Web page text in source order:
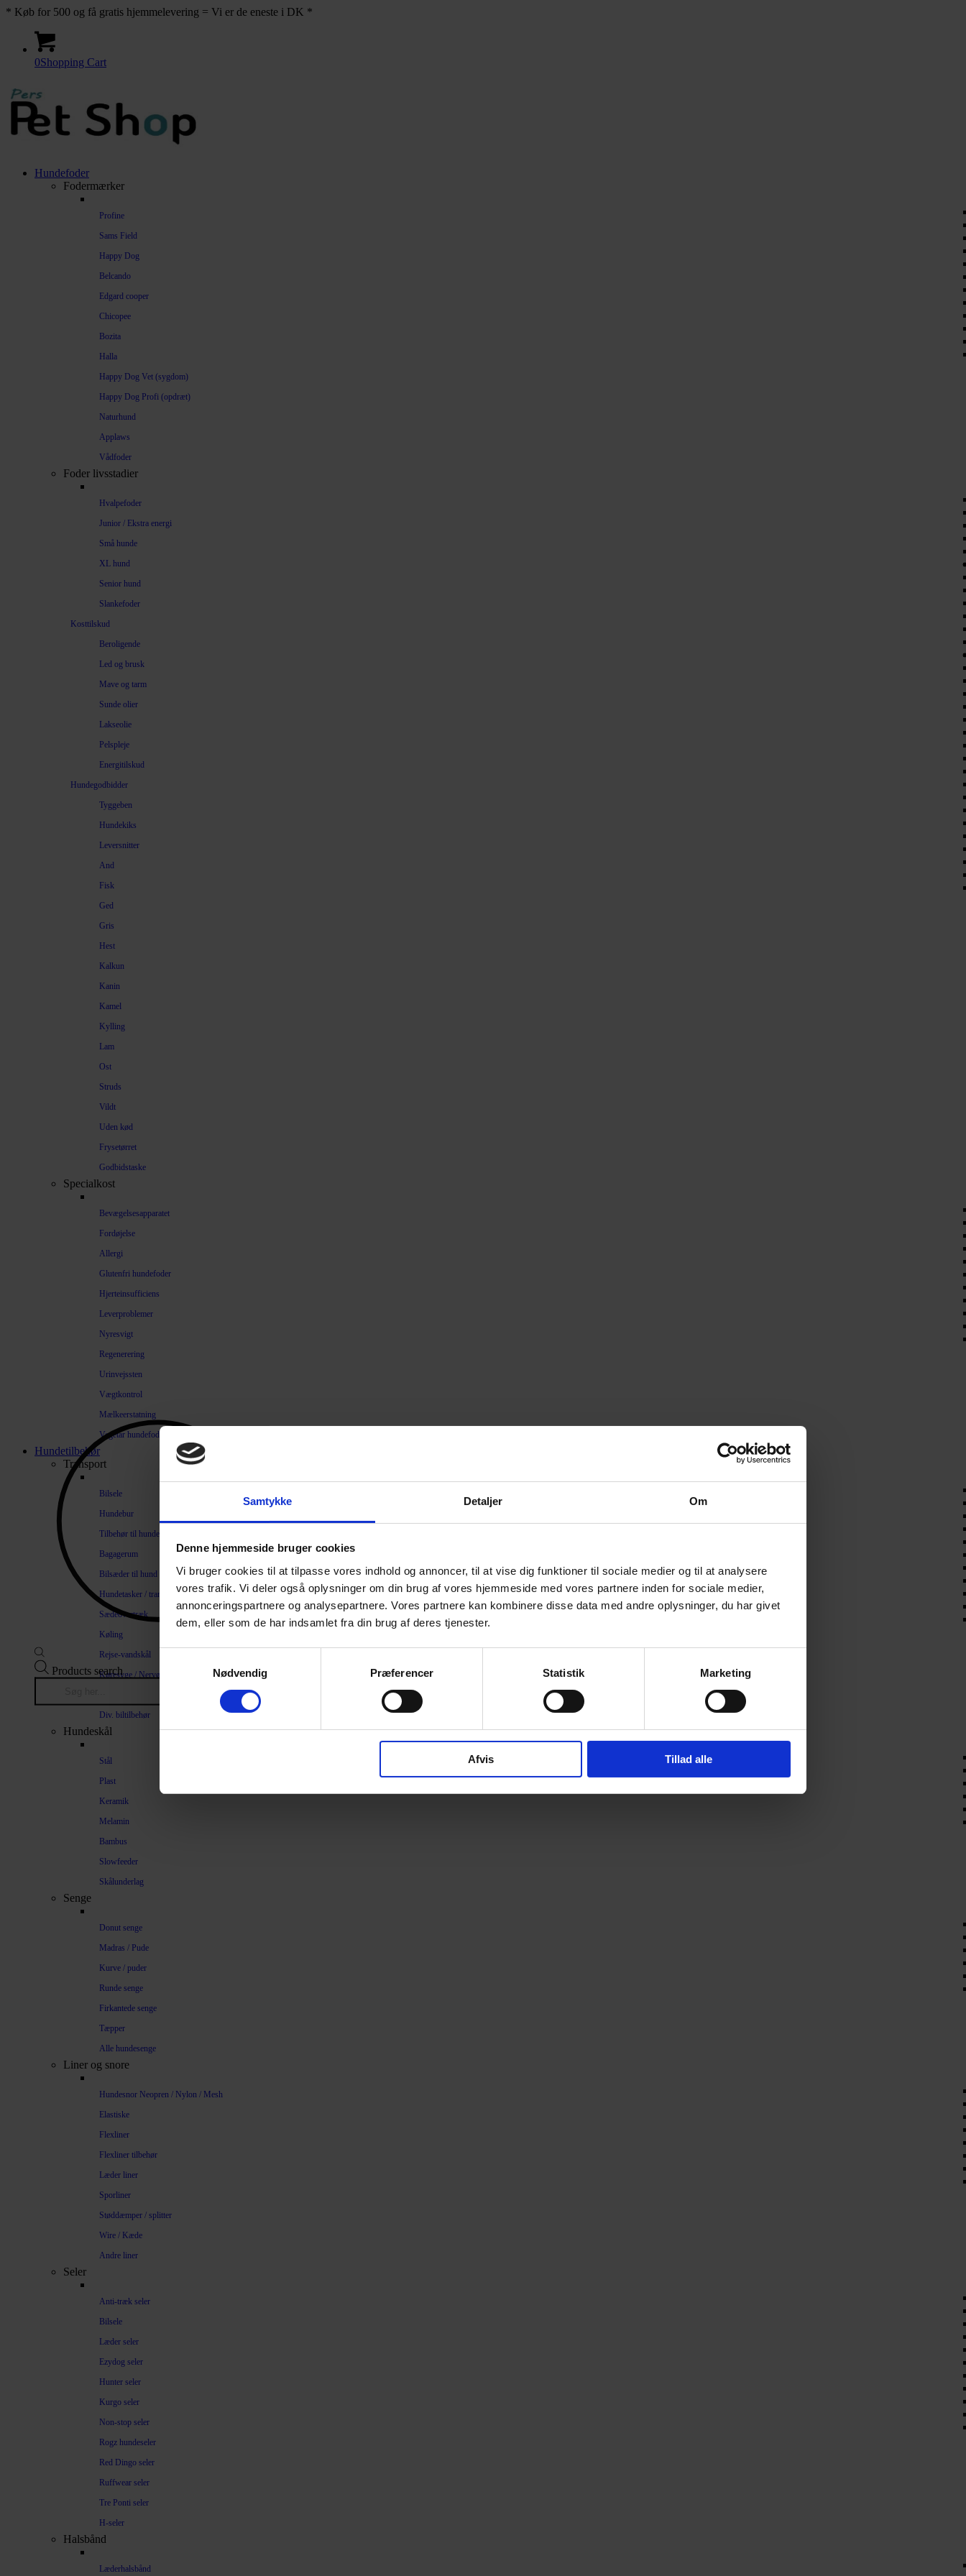
Samtykke Detaljer Om
Denne hjemmeside bruger cookies
Vi bruger cookies til at tilpasse vores indhold og annoncer, til at vise dig funktioner til sociale medier og til at analysere
vores trafik. Vi deler også oplysninger om din brug af vores hjemmeside med vores partnere inden for sociale medier,
annonceringspartnere og analysepartnere. Vores partnere kan kombinere disse data med andre oplysninger, du har givet
dem, eller som de har indsamlet fra din brug af deres tjenester.
Nødvendig
Præferencer Statistik Marketing
Afvis Tillad alle
* Køb for 500 og få gratis hjemmelevering = Vi er de eneste i DK *
0Shopping Cart
Hundefoder
Fodermærker
Profine
Sams Field
Happy Dog
Belcando
Edgard cooper
Chicopee
Bozita
Halla
Happy Dog Vet (sygdom)
Happy Dog Profi (opdræt)
Naturhund
Applaws
Vådfoder
Foder livsstadier
Hvalpefoder
Junior / Ekstra energi
Små hunde
XL hund
Senior hund
Slankefoder
Kosttilskud
Beroligende
Led og brusk
Mave og tarm
Sunde olier
Lakseolie
Pelspleje
Energitilskud
Hundegodbidder
Tyggeben
Hundekiks
Leversnitter
And
Fisk
Ged
Gris
Hest
Kalkun
Kanin
Kamel
Kylling
Lam
Ost
Struds
Vildt
Uden kød
Frysetørret
Godbidstaske
Specialkost
Bevægelsesapparatet
Fordøjelse
Allergi
Glutenfri hundefoder
Hjerteinsufficiens
Leverproblemer
Nyresvigt
Regenerering
Urinvejssten
Vægtkontrol
Mælkeerstatning
Vegetar hundefoder
Hundetilbehør
Transport
Bilsele
Hundebur
Tilbehør til hundebure
Bagagerum
Bilsæder til hund
Hundetasker / transportkasser
Sædeovertræk
Køling
Rejse-vandskål
Køresyge / Nervøsitet
Div. biltilbehør
Hundeskål
Stål
Plast
Keramik
Melamin
Bambus
Slowfeeder
Skålunderlag
Senge
Donut senge
Madras / Pude
Kurve / puder
Runde senge
Firkantede senge
Tæpper
Alle hundesenge
Liner og snore
Hundesnor Neopren / Nylon / Mesh
Elastiske
Flexliner
Flexliner tilbehør
Læder liner
Sporliner
Støddæmper / splitter
Wire / Kæde
Andre liner
Seler
Anti-træk seler
Bilsele
Læder seler
Ezydog seler
Hunter seler
Kurgo seler
Non-stop seler
Rogz hundeseler
Red Dingo seler
Ruffwear seler
Tre Ponti seler
H-seler
Halsbånd
Læderhalsbånd
Products search